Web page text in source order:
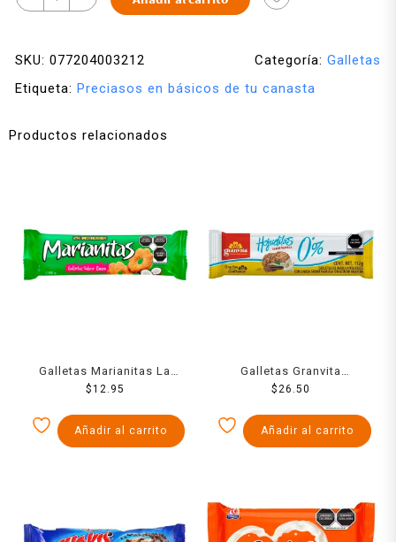
SKU: 077204003212 Categoría: Galletas
Etiqueta: Preciasos en básicos de tu canasta
Productos relacionados
Galletas Marianitas La
Moderna coco 185 g
$12.95
Añadir al carrito
Galletas Granvita
Hojuelitas de avena
vainilla 112 g
$ 26.50
Añadir al carrito